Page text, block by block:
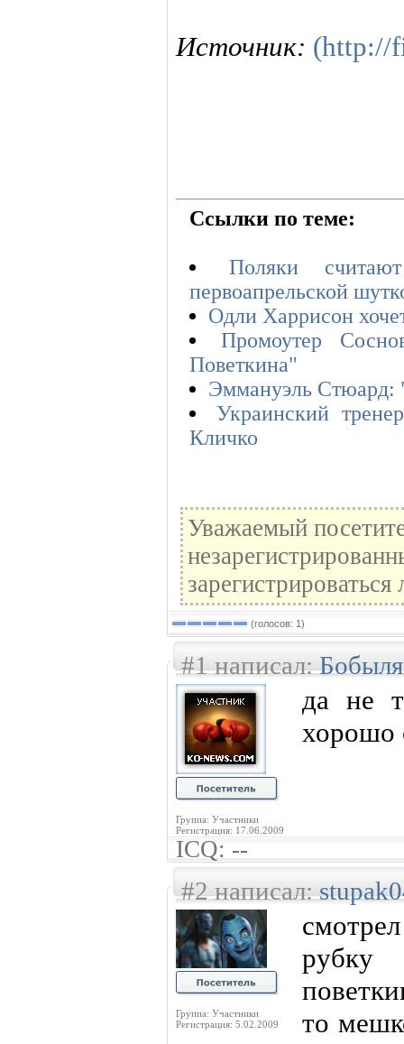
Источник: (http://
Ссылки по теме:
Поляки
первоапрельской
Одли Харрисон
Промоутер
Поветкина"
Эммануэль Стюард:
Украинский
Кличко
Уважаемый
(голосов: 1)
#1 написал:
Группа: Участники
Регистрация: 17.06.2009
да не
хорошо
ICQ: --
#2 написал:
Группа: Участники
Регистрация: 5.02.2009
рубку
то